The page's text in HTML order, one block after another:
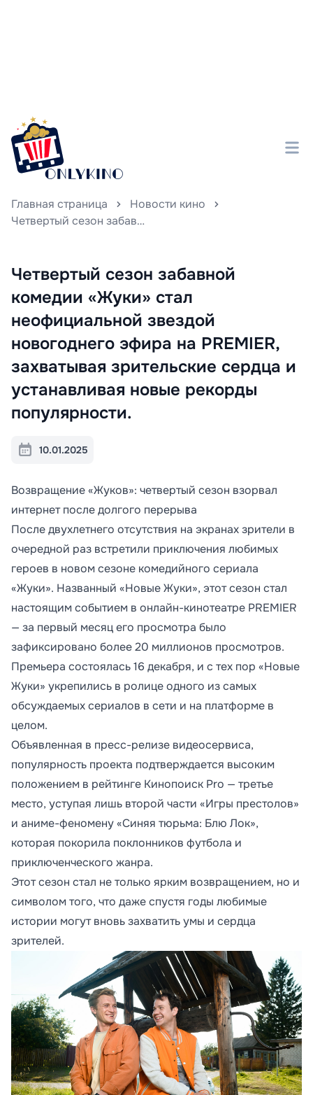
Главная страница
Новости кино
Четвертый сезон забавной комедии «Жуки» стал неофициальной звездой новогоднего эфира на PREMIER, захватывая зрительские сердца и устанавливая новые рекорды популярности.
Четвертый сезон забавной
комедии «Жуки» стал
неофициальной звездой
новогоднего эфира на PREMIER,
захватывая зрительские сердца и
устанавливая новые рекорды
популярности.
10.01.2025
Возвращение «Жуков»: четвертый сезон взорвал
интернет после долгого перерыва
После двухлетнего отсутствия на экранах зрители в
очередной раз встретили приключения любимых
героев в новом сезоне комедийного сериала
«Жуки». Названный «Новые Жуки», этот сезон стал
настоящим событием в онлайн-кинотеатре PREMIER
— за первый месяц его просмотра было
зафиксировано более 20 миллионов просмотров.
Премьера состоялась 16 декабря, и с тех пор «Новые
Жуки» укрепились в ролице одного из самых
обсуждаемых сериалов в сети и на платформе в
целом.
Объявленная в пресс-релизе видеосервиса,
популярность проекта подтверждается высоким
положением в рейтинге Кинопоиск Pro — третье
место, уступая лишь второй части «Игры престолов»
и аниме-феномену «Синяя тюрьма: Блю Лок»,
которая покорила поклонников футбола и
приключенческого жанра.
Этот сезон стал не только ярким возвращением, но и
символом того, что даже спустя годы любимые
истории могут вновь захватить умы и сердца
зрителей.